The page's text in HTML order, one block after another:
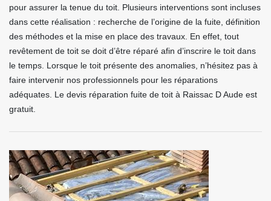
pour assurer la tenue du toit. Plusieurs interventions sont incluses
dans cette réalisation : recherche de l’origine de la fuite, définition
des méthodes et la mise en place des travaux. En effet, tout
revêtement de toit se doit d’être réparé afin d’inscrire le toit dans
le temps. Lorsque le toit présente des anomalies, n’hésitez pas à
faire intervenir nos professionnels pour les réparations
adéquates. Le devis réparation fuite de toit à Raissac D Aude est
gratuit.